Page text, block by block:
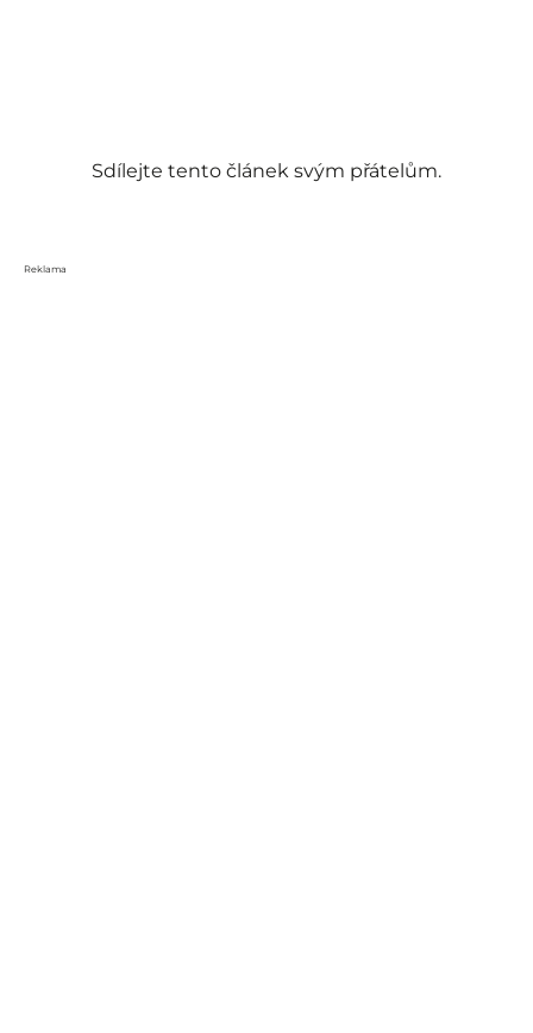
Sdílejte tento článek svým přátelům.
Reklama